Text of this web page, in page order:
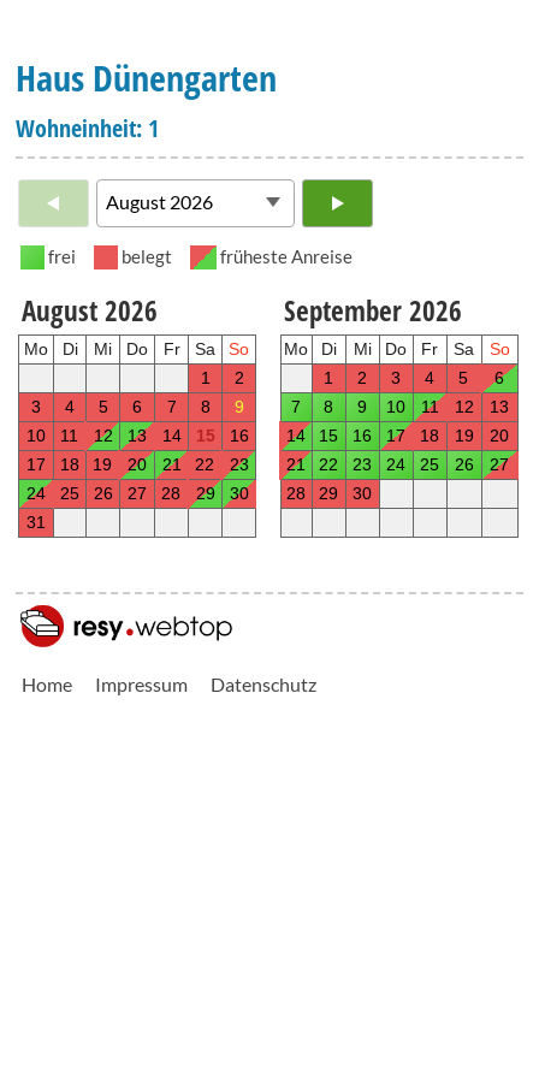
Haus Dünengarten
Wohneinheit: 1
Home Impressum Datenschutz